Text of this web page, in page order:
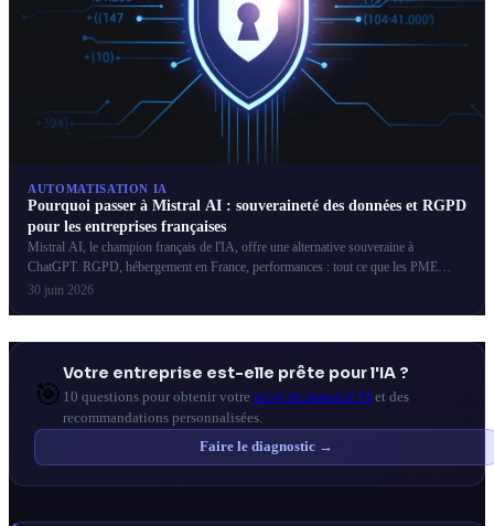
AUTOMATISATION IA
Pourquoi passer à Mistral AI : souveraineté des données et RGPD
pour les entreprises françaises
Mistral AI, le champion français de l'IA, offre une alternative souveraine à
ChatGPT. RGPD, hébergement en France, performances : tout ce que les PME
françaises doivent savoir.
30 juin 2026
🎯
Votre entreprise est-elle prête pour l'IA ?
10 questions pour obtenir votre score de maturité IA et des
recommandations personnalisées.
Faire le diagnostic →